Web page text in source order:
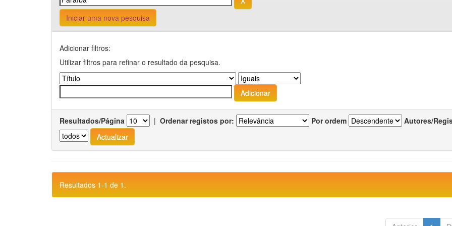
Iniciar uma nova pesquisa
Adicionar filtros:
Utilizar filtros para refinar o resultado da pesquisa.
Resultados/Página | Ordenar registos por: Por ordem Autores/
Resultados 1-1 de 1.